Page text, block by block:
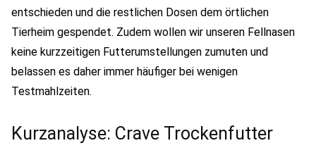
entschieden und die restlichen Dosen dem örtlichen
Tierheim gespendet. Zudem wollen wir unseren Fellnasen
keine kurzzeitigen Futterumstellungen zumuten und
belassen es daher immer häufiger bei wenigen
Testmahlzeiten.
Kurzanalyse: Crave Trockenfutter